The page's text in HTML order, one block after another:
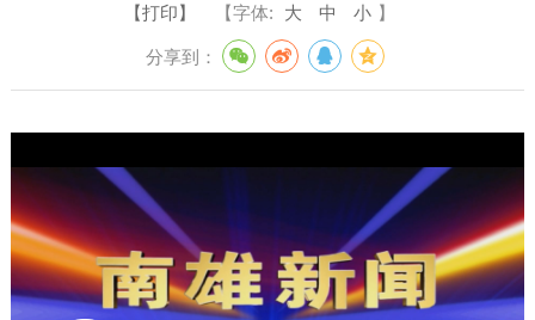
【打印】 【字体: 大 中 小 】
分享到：